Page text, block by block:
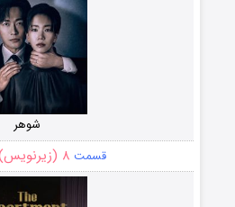
شوهر
قسمت ۸ (زیرنویس)